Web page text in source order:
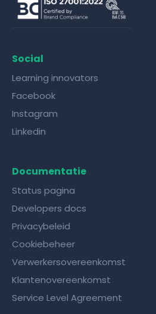
Social
Learning innovators
Facebook
Instagram
Linkedin
Documentatie
Status pagina
Developers docs
Privacybeleid
Cookiebeheer
Verwerkersovereenkomst
Klantenovereenkomst
Service Level Agreement